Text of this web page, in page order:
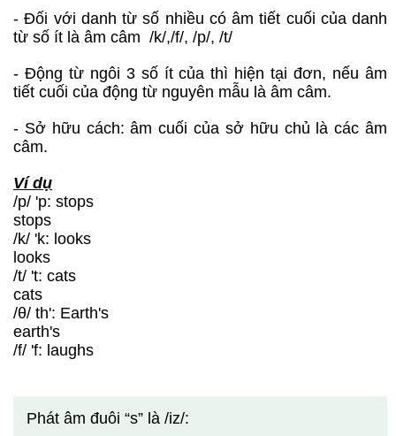
- Đối với danh từ số nhiều có âm tiết cuối của danh
từ số ít là âm câm /k/,/f/, /p/, /t/
- Động từ ngôi 3 số ít của thì hiện tại đơn, nếu âm
tiết cuối của động từ nguyên mẫu là âm câm.
- Sở hữu cách: âm cuối của sở hữu chủ là các âm
câm.
Ví dụ
/p/ 'p: stops
stops
/k/ 'k: looks
looks
/t/ 't: cats
cats
/θ/ th': Earth's
earth's
/f/ 'f: laughs
Phát âm đuôi “s” là /iz/: